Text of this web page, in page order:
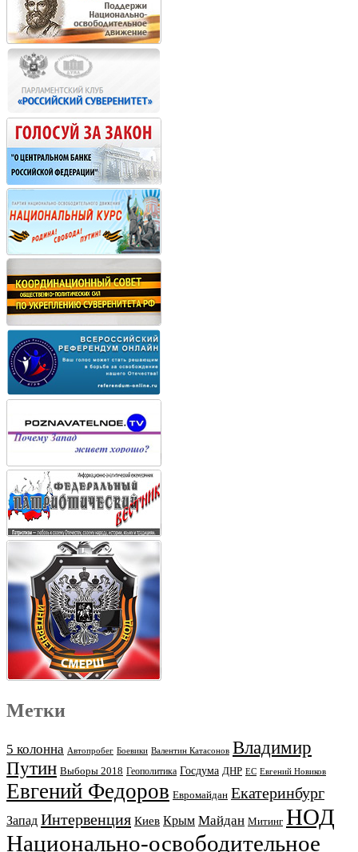
Метки
5 колонна Автопробег Боевики Валентин Катасонов Владимир
Путин Выборы 2018 Геополитика Госдума ДНР ЕС Евгений Новиков
Евгений Федоров Евромайдан Екатеринбург
Запад Интервенция Киев Крым Майдан Митинг НОД
Национально-освободительное